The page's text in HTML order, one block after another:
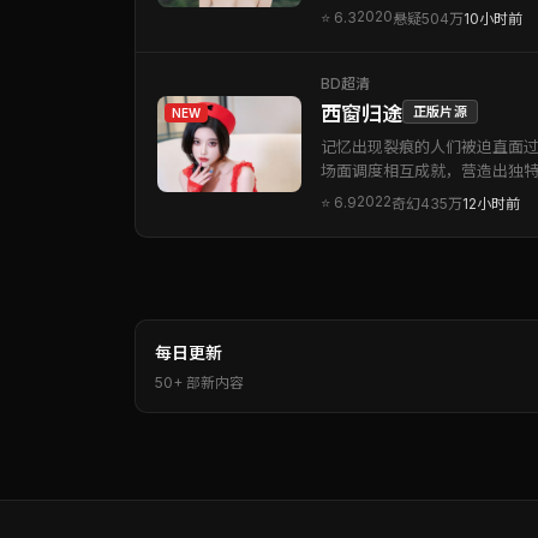
⭐ 6.32020悬疑504万10小时前
NEW
BD超清
西窗归途 正版片源
记忆出现裂痕的人们被迫直面
场面调度相互成就，营造出独
⭐ 6.92022奇幻435万12小时前
每日更新
50+ 部新内容